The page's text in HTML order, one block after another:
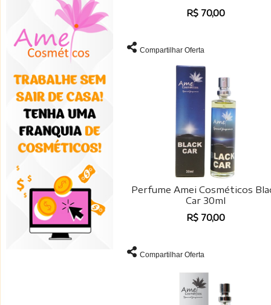
R$ 70,00
Compartilhar Oferta
Perfume Amei Cosméticos
Car 30ml
R$ 70,00
Compartilhar Oferta